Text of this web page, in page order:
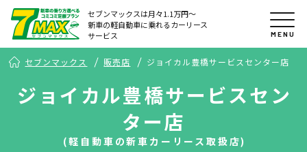
セブンマックスは月々1.1万円〜
新車の軽自動車に乗れるカーリース
サービス
MENU
セブンマックス 販売店 ジョイカル豊橋サービスセンター店
ジョイカル豊橋サービスセン
ター店
(軽自動車の新車カーリース取扱店)